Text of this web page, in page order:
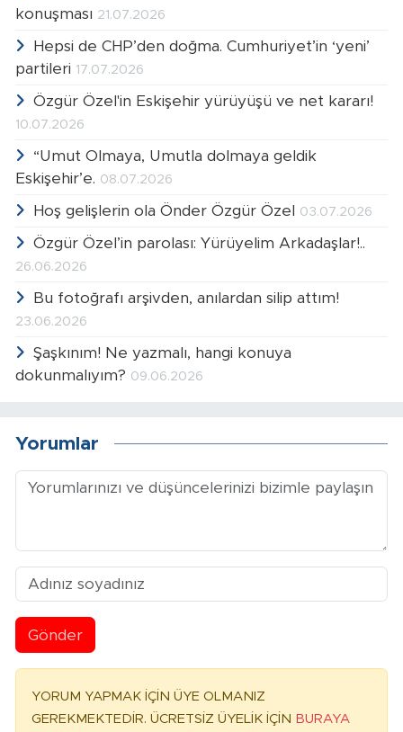
konuşması 21.07.2026
Hepsi de CHP’den doğma. Cumhuriyet’in ‘yeni’
partileri 17.07.2026
Özgür Özel'in Eskişehir yürüyüşü ve net kararı!
10.07.2026
“Umut Olmaya, Umutla dolmaya geldik
Eskişehir’e. 08.07.2026
Hoş gelişlerin ola Önder Özgür Özel 03.07.2026
Özgür Özel’in parolası: Yürüyelim Arkadaşlar!..
26.06.2026
Bu fotoğrafı arşivden, anılardan silip attım!
23.06.2026
Şaşkınım! Ne yazmalı, hangi konuya
dokunmalıyım? 09.06.2026
Yorumlar
Gönder
YORUM YAPMAK İÇİN ÜYE OLMANIZ
GEREKMEKTEDİR. ÜCRETSİZ ÜYELİK İÇİN BURAYA